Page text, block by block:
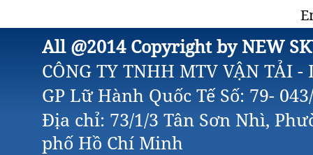
All @2014 Copyright by NEW
CÔNG TY TNHH MTV VẬN TẢI
GP Lữ Hành Quốc Tế Số: 79-
Địa chỉ: 73/1/3 Tân Sơn Nhì,
phố Hồ Chí Minh